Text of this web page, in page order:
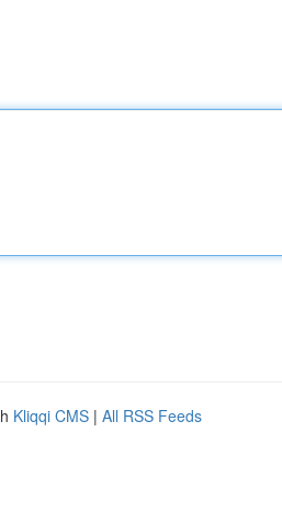
Kliqqi CMS | All RSS Feeds